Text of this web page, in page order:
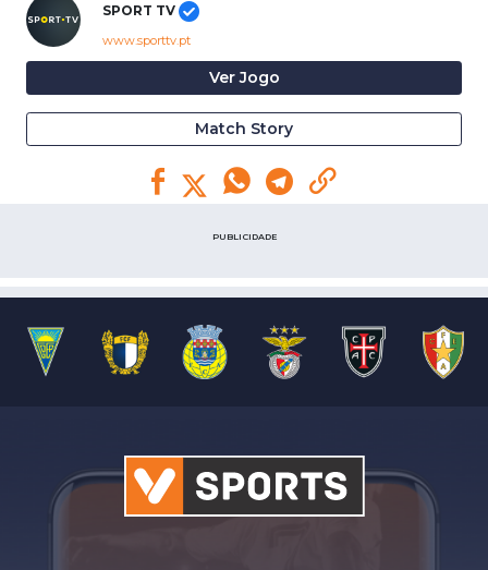
SPORT TV
www.sporttv.pt
Ver Jogo
Match Story
PUBLICIDADE